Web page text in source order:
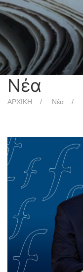
Νέα
ΑΡΧΙΚΗ Νέα